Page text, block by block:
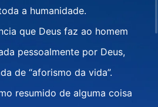
a humanidade.
que Deus faz ao homem
pessoalmente por Deus,
de “aforismo da vida”.
resumido de alguma coisa